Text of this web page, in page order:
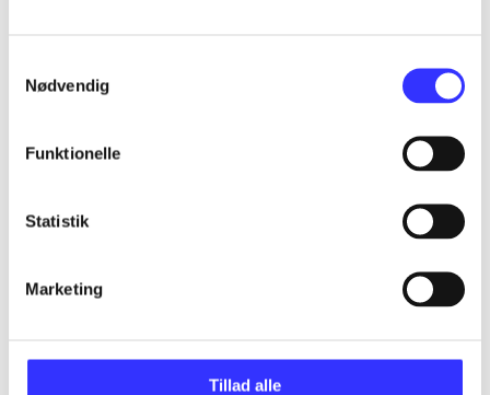
Nødvendig
Funktionelle
Statistik
Marketing
Tillad alle
...
...
...
...